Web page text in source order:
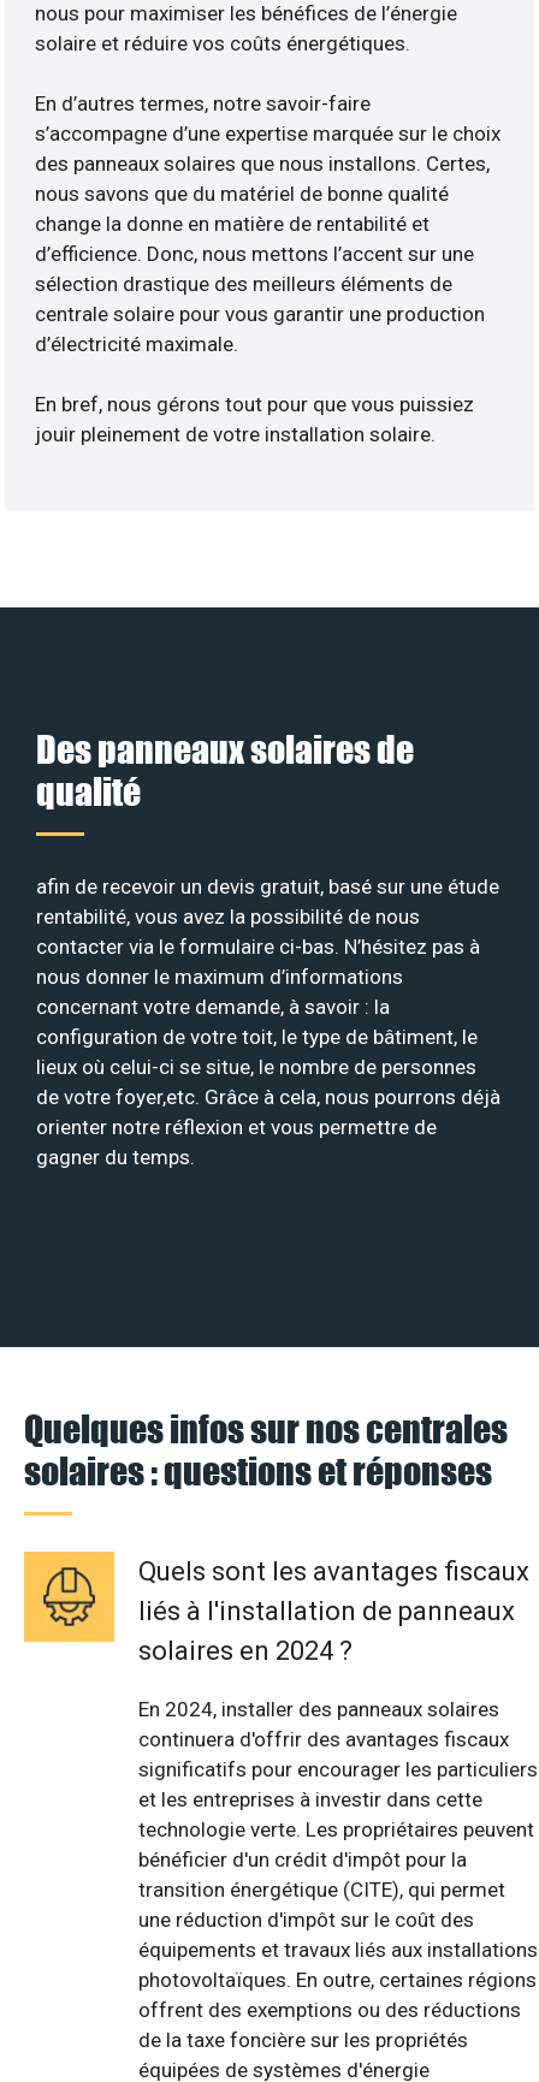
nous pour maximiser les bénéfices de l’énergie
solaire et réduire vos coûts énergétiques.
En d’autres termes, notre savoir-faire
s’accompagne d’une expertise marquée sur le choix
des panneaux solaires que nous installons. Certes,
nous savons que du matériel de bonne qualité
change la donne en matière de rentabilité et
d’efficience. Donc, nous mettons l’accent sur une
sélection drastique des meilleurs éléments de
centrale solaire pour vous garantir une production
d’électricité maximale.
En bref, nous gérons tout pour que vous puissiez
jouir pleinement de votre installation solaire.
Des panneaux solaires de
qualité
afin de recevoir un devis gratuit, basé sur une étude
rentabilité, vous avez la possibilité de nous
contacter via le formulaire ci-bas. N’hésitez pas à
nous donner le maximum d’informations
concernant votre demande, à savoir : la
configuration de votre toit, le type de bâtiment, le
lieux où celui-ci se situe, le nombre de personnes
de votre foyer,etc. Grâce à cela, nous pourrons déjà
orienter notre réflexion et vous permettre de
gagner du temps.
Quelques infos sur nos centrales
solaires : questions et réponses
Quels sont les avantages fiscaux
liés à l'installation de panneaux
solaires en 2024 ?
En 2024, installer des panneaux solaires
continuera d'offrir des avantages fiscaux
significatifs pour encourager les particuliers
et les entreprises à investir dans cette
technologie verte. Les propriétaires peuvent
bénéficier d'un crédit d'impôt pour la
transition énergétique (CITE), qui permet
une réduction d'impôt sur le coût des
équipements et travaux liés aux installations
photovoltaïques. En outre, certaines régions
offrent des exemptions ou des réductions
de la taxe foncière sur les propriétés
équipées de systèmes d'énergie